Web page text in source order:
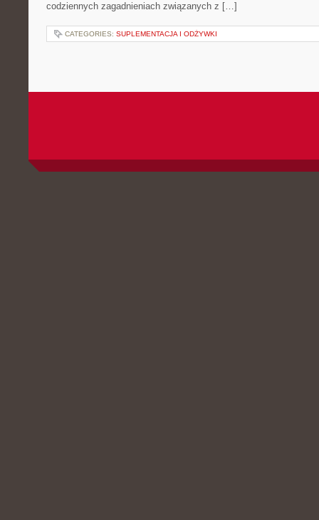
codziennych zagadnieniach związanych z […]
CATEGORIES: SUPLEMENTACJA I ODŻYWKI